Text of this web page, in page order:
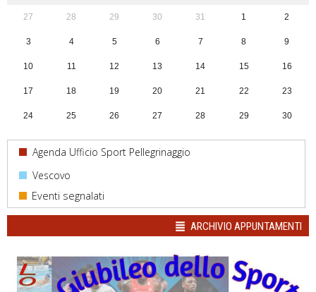
27 28 29 30 31 1 2
3 4 5 6 7 8 9
10 11 12 13 14 15 16
17 18 19 20 21 22 23
24 25 26 27 28 29 30
31 1 2 3 4 5 6
Agenda Ufficio Sport Pellegrinaggio
Vescovo
ARCHIVIO APPUNTAMENTI